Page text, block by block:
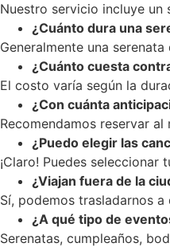
Nuestro servicio incluye
¿Cuánto dura una
Generalmente una
¿Cuánto cuesta
El costo varía según la
¿Con cuánta
Recomendamos reservar
¿Puedo elegir las
¡Claro! Puedes
¿Viajan fuera de la
Sí, podemos trasladarnos
¿A qué tipo de
Serenatas, cumpleaños,